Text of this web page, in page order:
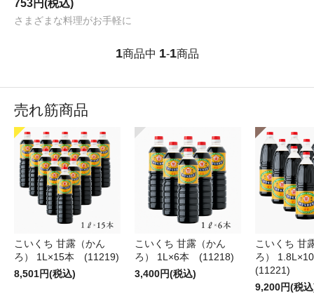
753円(税込)
さまざまな料理がお手軽に
1商品中 1-1商品
売れ筋商品
こいくち 甘露（かん
ろ） 1L×15本 (11219)
8,501円(税込)
こいくち 甘露（かん
ろ） 1L×6本 (11218)
3,400円(税込)
こいくち 甘
ろ）
(11221)
9,200円(税